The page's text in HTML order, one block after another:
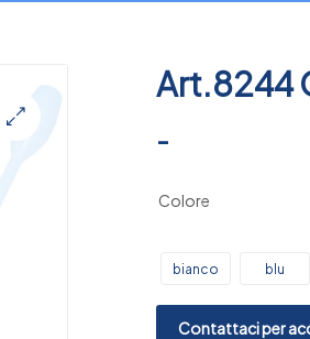
Art.8244
-
Colore
bianco blu
Contattaci per